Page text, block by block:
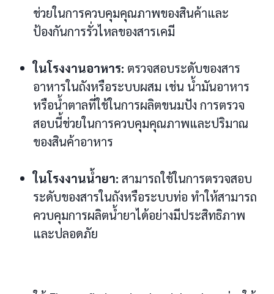
ช่วยในการควบคุมคุณภาพของสินค้าและ
ป้องกันการรั่วไหลของสารเคมี
ในโรงงานอาหาร: ตรวจสอบระดับของสาร
อาหารในถังหรือระบบผสม เช่น น้ำมันอาหาร
หรือน้ำตาลที่ใช้ในการผลิตขนมปัง การตรวจ
สอบนี้ช่วยในการควบคุมคุณภาพและปริมาณ
ของสินค้าอาหาร
ในโรงงานน้ำยา: สามารถใช้ในการตรวจสอบ
ระดับของสารในถังหรือระบบท่อ ทำให้สามารถ
ควบคุมการผลิตน้ำยาได้อย่างมีประสิทธิภาพ
และปลอดภัย